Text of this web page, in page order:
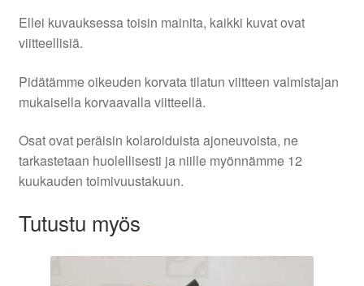
Ellei kuvauksessa toisin mainita, kaikki kuvat ovat
viitteellisiä.
Pidätämme oikeuden korvata tilatun viitteen valmistajan
mukaisella korvaavalla viitteellä.
Osat ovat peräisin kolaroiduista ajoneuvoista, ne
tarkastetaan huolellisesti ja niille myönnämme 12
kuukauden toimivuustakuun.
Tutustu myös